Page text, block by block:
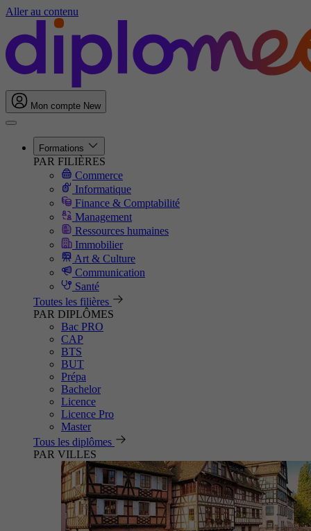
Aller au contenu
Mon compte New
Formations
PAR FILIÈRES
Commerce
Informatique
Finance & Comptabilité
Management
Ressources humaines
Immobilier
Art & Culture
Communication
Santé
Toutes les filières
PAR DIPLÔMES
Bac PRO
CAP
BTS
BUT
Prépa
Bachelor
Licence
Licence Pro
Master
Tous les diplômes
PAR VILLES